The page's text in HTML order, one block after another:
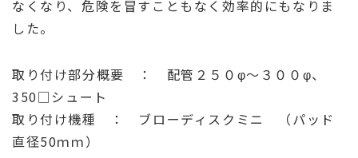
なくなり、危険を冒すこともなく効率的にもなりま
した。
取り付け部分概要 ： 配管２５０φ～３００φ、
350□シュート
取り付け機種 ： ブローディスクミニ （パッド
直径50ｍｍ）